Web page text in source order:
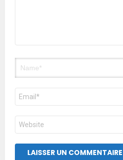
Nom
E-
mail
Site
web